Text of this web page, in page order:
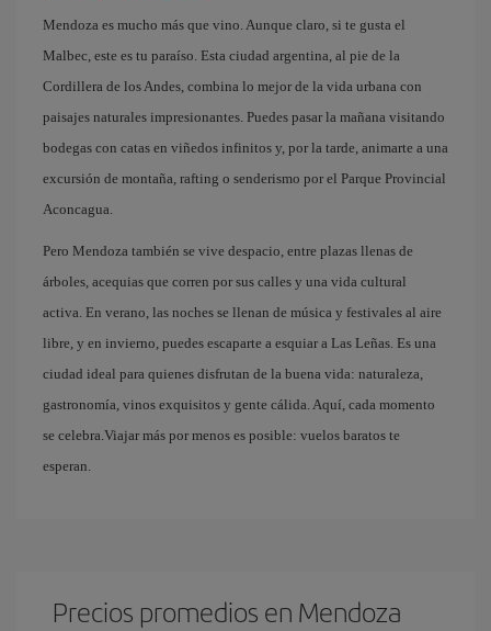
Mendoza es mucho más que vino. Aunque claro, si te gusta el
Malbec, este es tu paraíso. Esta ciudad argentina, al pie de la
Cordillera de los Andes, combina lo mejor de la vida urbana con
paisajes naturales impresionantes. Puedes pasar la mañana visitando
bodegas con catas en viñedos infinitos y, por la tarde, animarte a una
excursión de montaña, rafting o senderismo por el Parque Provincial
Aconcagua.
Pero Mendoza también se vive despacio, entre plazas llenas de
árboles, acequias que corren por sus calles y una vida cultural
activa. En verano, las noches se llenan de música y festivales al aire
libre, y en invierno, puedes escaparte a esquiar a Las Leñas. Es una
ciudad ideal para quienes disfrutan de la buena vida: naturaleza,
gastronomía, vinos exquisitos y gente cálida. Aquí, cada momento
se celebra.Viajar más por menos es posible: vuelos baratos te
esperan.
Precios promedios en Mendoza